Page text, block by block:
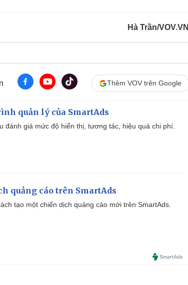
Hà Trần/VOV.VN
Thêm VOV trên Google
quản lý của SmartAds
đánh giá mức độ hiển thị, tương tác, hiệu quả chi phí.
quảng cáo trên SmartAds
tạo một chiến dịch quảng cáo mới trên SmartAds.